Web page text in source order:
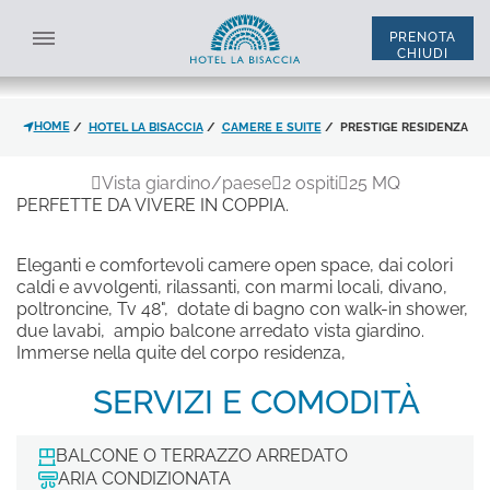
PRENOTA
CHIUDI
COGNOME*
EMAIL*
SELEZIONA STRUTTURA
TUTTE LE STRUTTURE
SISTEMAZIONE
CODICE SCONTO
GARDEN SUITE | RESIDENZA
JUNIOR SUITE LATO MARE | RESIDENZA
CLASSIC | CORPO CENTRALE
CLASSIC VISTA MARE | CORPO CENTRALE
SUPERIOR VISTA MARE | CORPO CENTRALE
SUITE BUDELLI/SPARGI | CORPO CENTRALE
SUITE CAPRERA/MADDALENA | CORPO CENTRALE
Scopri le Camere Prestige Residenza con Vista a
Baja Sardinia
HOME HOTEL LA BISACCIA CAMERE E SUITE PRESTIGE RESIDENZA
Vista giardino/paese 2 ospiti 25 MQ
PERFETTE DA VIVERE IN COPPIA.
Eleganti e comfortevoli camere open space, dai colori
caldi e avvolgenti, rilassanti, con marmi locali, divano,
poltroncine, Tv 48", dotate di bagno con walk-in shower,
due lavabi, ampio balcone arredato vista giardino.
Immerse nella quite del corpo residenza,
SERVIZI E COMODITÀ
BALCONE O TERRAZZO ARREDATO
ARIA CONDIZIONATA